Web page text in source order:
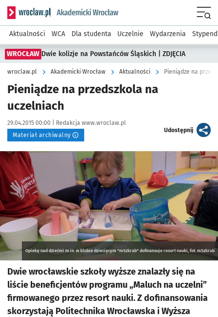
Serwis informacyjny wroclaw.pl podserwis: Akademicki
Aktualności WCA Dla studenta Uczelnie Wydarzenia
WROCŁAW Dwie kolizje na Powstańców Śląskich | ZDJĘCIA
wroclaw.pl Akademicki Wrocław Aktualności Pieniądze na
Pieniądze na przedszkola na
uczelniach
Data publikacji:
29.04.2015 00:00 | Autor:
Redakcja www.wroclaw.pl
Materiał archiwalny
Udostępnijartykuł
Kliknij, aby powiększyć
Opiekę nad dziećmi m.in. w klubie dziecięcym "mSzkrab" dofinansuje resort nauki, fot. mSzkrab
Dwie wrocławskie szkoły wyższe znalazły się na
liście beneficjentów programu „Maluch na uczelni”
firmowanego przez resort nauki. Z dofinansowania
skorzystają Politechnika Wrocławska i Wyższa